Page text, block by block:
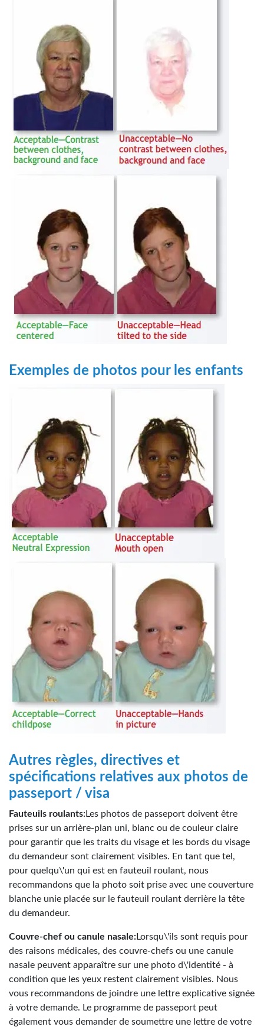
Exemples de photos pour les enfants
Autres règles, directives et
spécifications relatives aux photos de
passeport / visa
Fauteuils roulants:Les photos de passeport doivent être
prises sur un arrière-plan uni, blanc ou de couleur claire
pour garantir que les traits du visage et les bords du visage
du demandeur sont clairement visibles. En tant que tel,
pour quelqu\'un qui est en fauteuil roulant, nous
recommandons que la photo soit prise avec une couverture
blanche unie placée sur le fauteuil roulant derrière la tête
du demandeur.
Couvre-chef ou canule nasale:Lorsqu\'ils sont requis pour
des raisons médicales, des couvre-chefs ou une canule
nasale peuvent apparaître sur une photo d\'identité - à
condition que les yeux restent clairement visibles. Nous
vous recommandons de joindre une lettre explicative signée
à votre demande. Le programme de passeport peut
également vous demander de soumettre une lettre de votre